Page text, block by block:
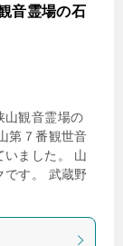
音霊場の石
山観音霊場の
第７番観世音
いました。 山
です。 武蔵野